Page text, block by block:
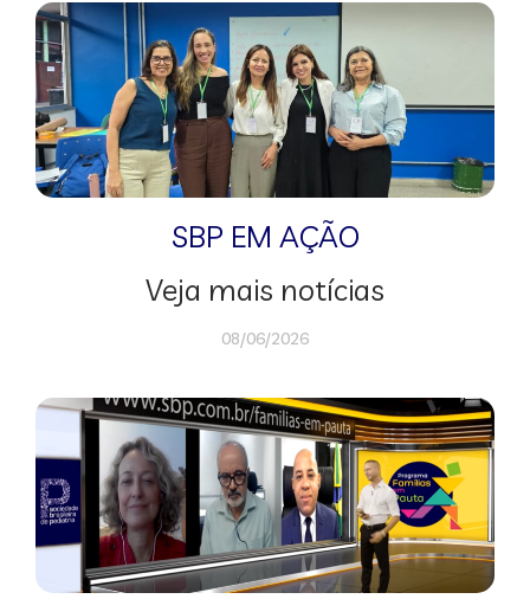
SBP EM AÇÃO
Veja mais notícias
08/06/2026